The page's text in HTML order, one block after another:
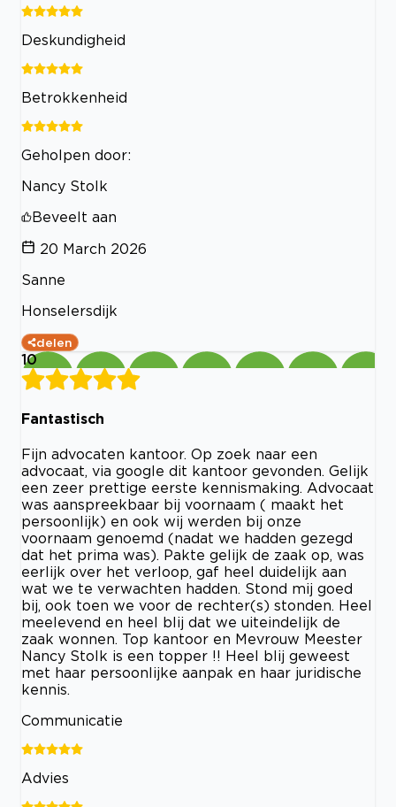
Deskundigheid
Betrokkenheid
Geholpen door:
Nancy Stolk
Beveelt aan
20 March 2026
Sanne
Honselersdijk
delen
10
Fantastisch
Fijn advocaten kantoor. Op zoek naar een
advocaat, via google dit kantoor gevonden. Gelijk
een zeer prettige eerste kennismaking. Advocaat
was aanspreekbaar bij voornaam ( maakt het
persoonlijk) en ook wij werden bij onze
voornaam genoemd (nadat we hadden gezegd
dat het prima was). Pakte gelijk de zaak op, was
eerlijk over het verloop, gaf heel duidelijk aan
wat we te verwachten hadden. Stond mij goed
bij, ook toen we voor de rechter(s) stonden. Heel
meelevend en heel blij dat we uiteindelijk de
zaak wonnen. Top kantoor en Mevrouw Meester
Nancy Stolk is een topper !! Heel blij geweest
met haar persoonlijke aanpak en haar juridische
kennis.
Communicatie
Advies